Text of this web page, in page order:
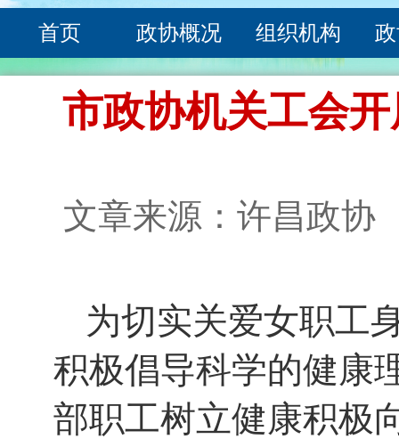
首页 政协概况 组织机构
市政协机关工会
文章来源：许昌政
为切实关爱女职工
积极倡导科学的健康
部职工树立健康积极